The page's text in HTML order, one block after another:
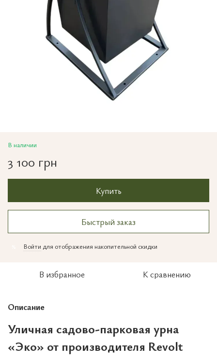
В наличии
3 100 грн
Купить
Быстрый заказ
Войти для отображения накопительной скидки
В избранное К сравнению
Описание
Уличная садово-парковая урна
«Эко» от производителя Revolt